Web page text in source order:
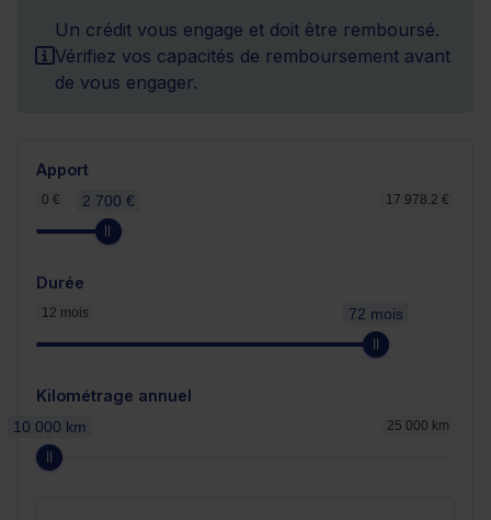
Un crédit vous engage et doit être remboursé.
Vérifiez vos capacités de remboursement avant
de vous engager.
Apport
0 € 17 978.2 €
2 700 €
Durée
12 mois 72 mois
Kilométrage annuel
25 000 km
10 000 km